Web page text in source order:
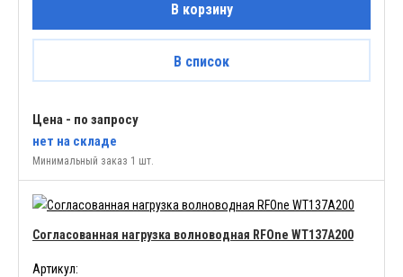
Минимальный заказ 1 шт.
В корзину
В список
Цена - по запросу
нет на складе
Согласованная нагрузка волноводная RFOne WT137A200
Артикул: